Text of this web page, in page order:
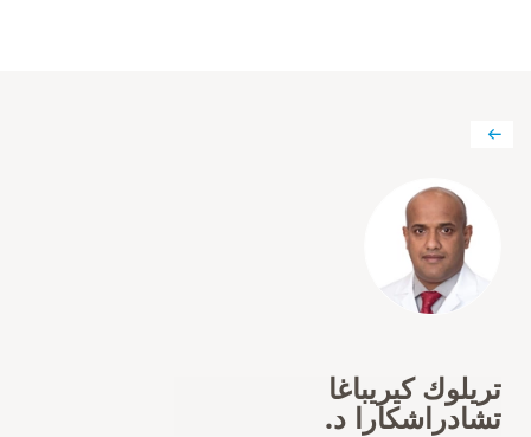
تريلوك كيريباغا
تشادراشكارا د.